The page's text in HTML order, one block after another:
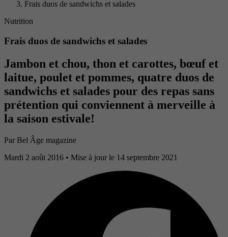
Frais duos de sandwichs et salades
Nutrition
Frais duos de sandwichs et salades
Jambon et chou, thon et carottes, bœuf et
laitue, poulet et pommes, quatre duos de
sandwichs et salades pour des repas sans
prétention qui conviennent à merveille à
la saison estivale!
Par Bel Âge magazine
Mardi 2 août 2016 • Mise à jour le 14 septembre 2021